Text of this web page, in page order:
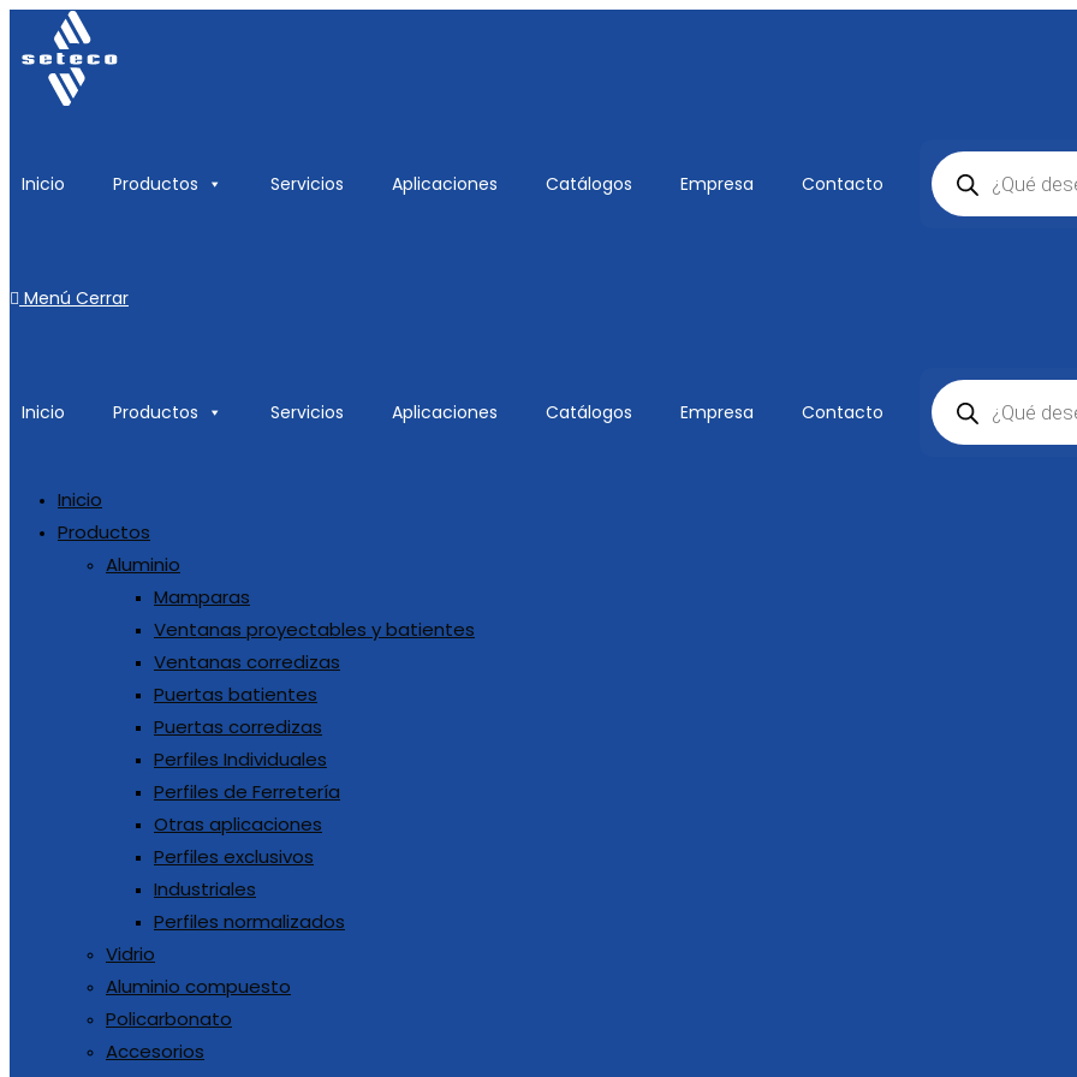
Inicio Productos Servicios Aplicaciones Catálogos Empresa Contacto
Menú Cerrar
Inicio Productos Servicios Aplicaciones Catálogos Empresa Contacto
Inicio
Productos
Aluminio
Mamparas
Ventanas proyectables y batientes
Ventanas corredizas
Puertas batientes
Puertas corredizas
Perfiles Individuales
Perfiles de Ferretería
Otras aplicaciones
Perfiles exclusivos
Industriales
Perfiles normalizados
Vidrio
Aluminio compuesto
Policarbonato
Accesorios